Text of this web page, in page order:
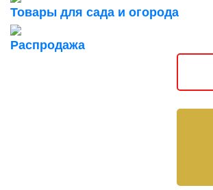
Товары для сада и огорода
Распродажа